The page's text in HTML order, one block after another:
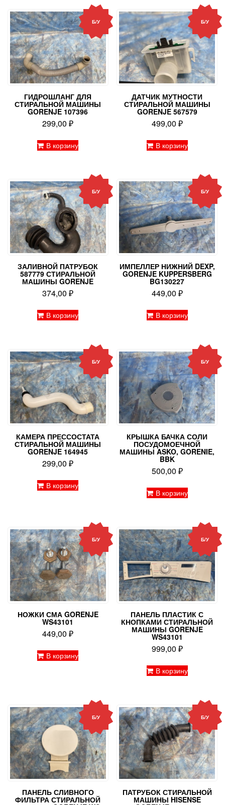
Б/У
ГИДРОШЛАНГ ДЛЯ
СТИРАЛЬНОЙ МАШИНЫ
GORENJE 107396
299,00₽
В корзину
Б/У
ДАТЧИК МУТНОСТИ
СТИРАЛЬНОЙ МАШИНЫ
GORENJE 567579
499,00 ₽
В корзину
Б/У
ЗАЛИВНОЙ ПАТРУБОК
587779 СТИРАЛЬНОЙ
МАШИНЫ GORENJE
374,00₽
В корзину
Б/У
ИМПЕЛЛЕР НИЖНИЙ DEXP,
GORENJE KUPPERSBERG
BG130227
449,00 ₽
В корзину
Б/У
КАМЕРА ПРЕССОСТАТА
СТИРАЛЬНОЙ МАШИНЫ
GORENJE 164945
299,00₽
В корзину
Б/У
КРЫШКА БАЧКА СОЛИ
ПОСУДОМОЕЧНОЙ
МАШИНЫ ASKO, GORENIE,
BBK
500,00 ₽
В корзину
Б/У
НОЖКИ СМА GORENJE
WS43101
449,00₽
В корзину
Б/У
ПАНЕЛЬ ПЛАСТИК С
КНОПКАМИ СТИРАЛЬНОЙ
МАШИНЫ GORENJE
WS43101
999,00 ₽
В корзину
Б/У
ПАНЕЛЬ СЛИВНОГО
ФИЛЬТРА СТИРАЛЬНОЙ
Б/У
ПАТРУБОК СТИРАЛЬНОЙ
МАШИНЫ HISENSE